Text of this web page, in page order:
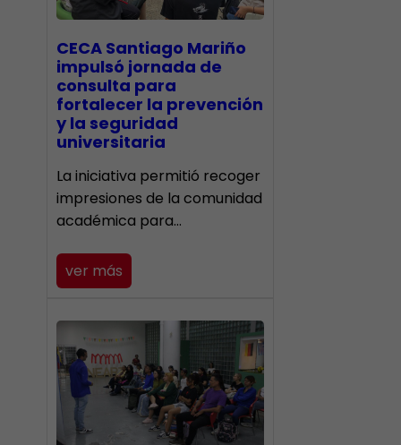
CECA Santiago Mariño
impulsó jornada de
consulta para
fortalecer la prevención
y la seguridad
universitaria
La iniciativa permitió recoger
impresiones de la comunidad
académica para…
ver más